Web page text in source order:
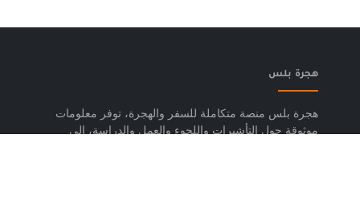
هجرة بلس
هجرة بلس منصة متكاملة للسفر والهجرة، توفر معلومات
موثوقة حول التأشيرات واللجوء والعمل والدراسة، إلى